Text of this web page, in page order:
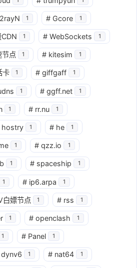
1 # Gcore 1
1 # WebSockets 1
节点 1 # kitesim 1
卡 1 # giffgaff 1
1 # ggff.net 1
1 # rr.nu 1
hostry 1 # he 1
1 # qzz.io 1
1 # spaceship 1
1 # ip6.arpa 1
白嫖节点 1 # rss 1
1 # openclash 1
1 # Panel 1
dynv6 1 # nat64 1